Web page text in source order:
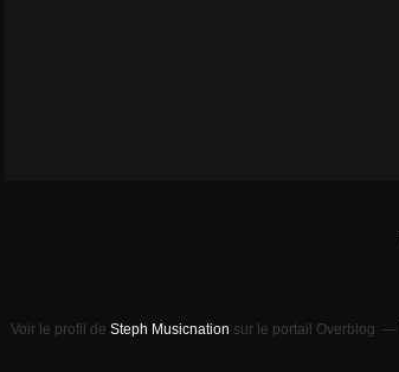
Voir le profil de Steph Musicnation sur le portail Overblog